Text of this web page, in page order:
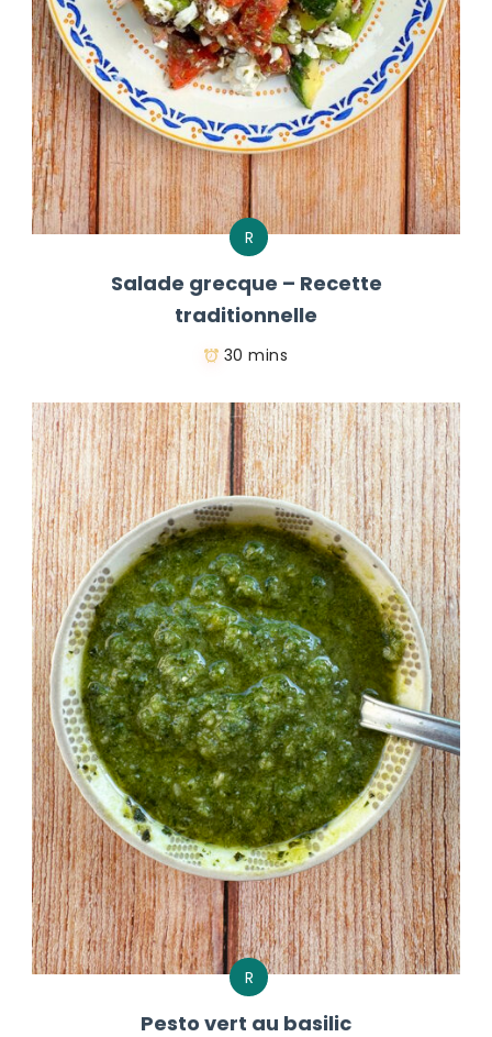
R
Salade grecque – Recette
traditionnelle
30 mins
R
Pesto vert au basilic